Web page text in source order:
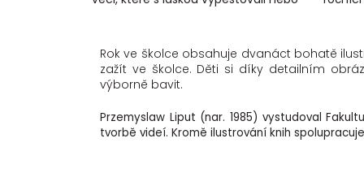
Rok ve školce obsahuje dvanáct bohatě
zažít ve školce. Děti si díky detailním
výborně bavit.
Przemyslaw Liput (nar. 1985) vystudoval
tvorbě videí. Kromě ilustrování knih